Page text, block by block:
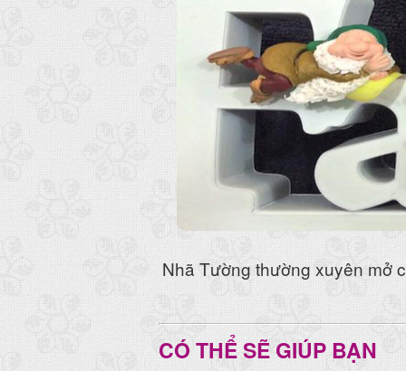
Nhã Tường thường xuyên mở
CÓ THỂ SẼ GIÚP BẠN